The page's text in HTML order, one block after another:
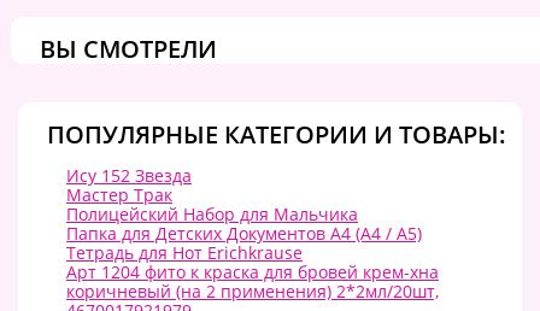
ВЫ СМОТРЕЛИ
ПОПУЛЯРНЫЕ КАТЕГОРИИ И ТОВАРЫ:
Ису 152 Звезда
Мастер Трак
Полицейский Набор для Мальчика
Папка для Детских Документов А4 (A4 / А5)
Тетрадь для Нот Erichkrause
Арт 1204 фито к краска для бровей крем-хна
коричневый (на 2 применения) 2*2мл/20шт,